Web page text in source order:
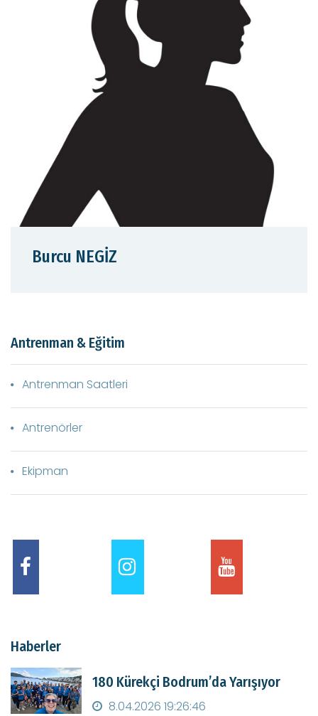
Burcu NEGİZ
Antrenman & Eğitim
Antrenman Saatleri
Antrenörler
Ekipman
Haberler
180 Kürekçi Bodrum’da Yarışıyor
8.04.2026 19:26:46